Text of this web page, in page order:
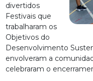
divertidos
Festivais que
trabalharam os
Objetivos do
Desenvolvimento
envolveram a
celebraram o